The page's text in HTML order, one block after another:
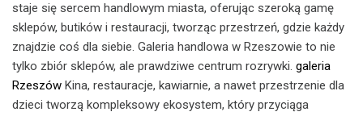
staje się sercem handlowym miasta, oferując szeroką gamę
sklepów, butików i restauracji, tworząc przestrzeń, gdzie każdy
znajdzie coś dla siebie. Galeria handlowa w Rzeszowie to nie
tylko zbiór sklepów, ale prawdziwe centrum rozrywki. galeria
Rzeszów Kina, restauracje, kawiarnie, a nawet przestrzenie dla
dzieci tworzą kompleksowy ekosystem, który przyciąga